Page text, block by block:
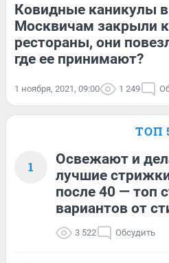
Ковидные каникулы
Москвичам закрыли
рестораны, они
где ее принимают?
1 ноября, 2021, 09:00 1 249
ТОП
1
Освежают и
лучшие
после 40 — топ
вариантов от
3 522 Обсудить